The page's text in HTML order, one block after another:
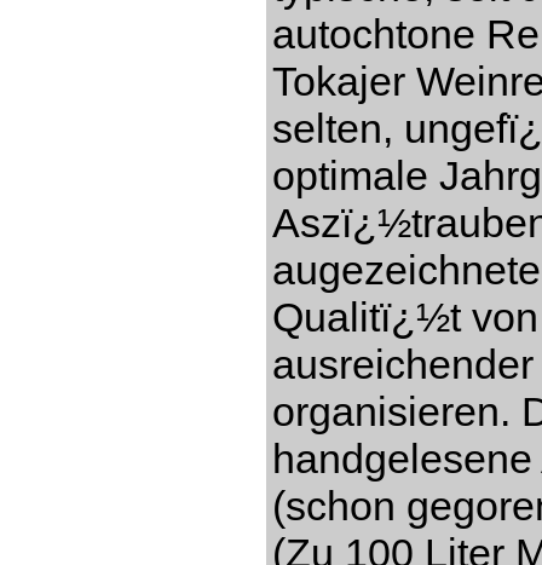
autochtone
Tokajer
selten,
optimale
Qualitï¿½t
organisieren.
(schon
(Zu 100 Liter